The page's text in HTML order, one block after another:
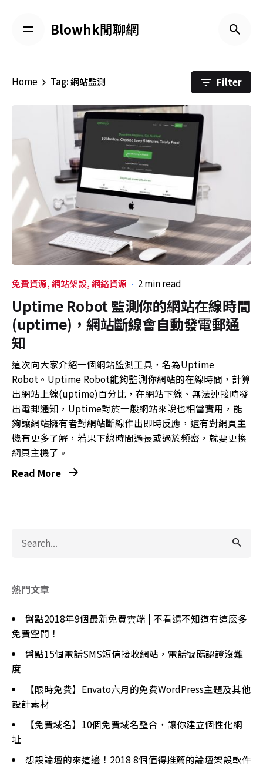
content
Blowhk閒聊網
Home Tag: 網站監測 Filter
免費資源 網站架設 網絡資源 2 min read
Uptime Robot 監測你的網站在線時間
(uptime)，網站斷線會自動發電郵通
知
這次向大家介紹一個網站監測工具，名為Uptime
Robot。Uptime Robot能夠監測你網站的在線時間，計算
出網站上線(uptime)百分比，在網站下線、無法連接時發
出電郵通知，Uptime對於一般網站來說也相當實用，能
夠讓網站擁有者對網站斷線作出即時反應，還有對網頁主
機有更多了解，若果下線時間過長或過於頻密，就要更換
網頁主機了。
Read More
for
熱門文章
盤點2018年9個最新免費雲端 | 不看還不知道有這麼多
免費空間！
盤點15個電話SMS短信接收網站，電話號碼認證沒難
度
【限時免費】Envato六月的免費WordPress主題及其他
設計素材
【免費域名】10個免費域名整合，讓你建立個性化網
址
想設論壇的來這邊！2018 8個值得推薦的論壇架設軟件